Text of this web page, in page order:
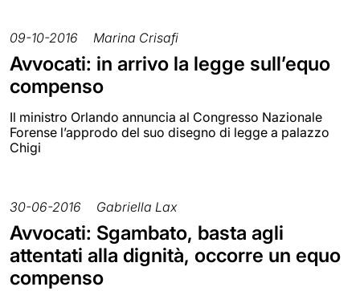
09-10-2016 Marina Crisafi
Avvocati: in arrivo la legge sull’equo
compenso
Il ministro Orlando annuncia al Congresso Nazionale
Forense l’approdo del suo disegno di legge a palazzo
Chigi
30-06-2016 Gabriella Lax
Avvocati: Sgambato, basta agli
attentati alla dignità, occorre un equo
compenso